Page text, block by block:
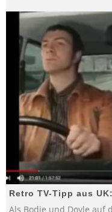
Retro TV-Tipp aus
Als Bodie und Doyle auf